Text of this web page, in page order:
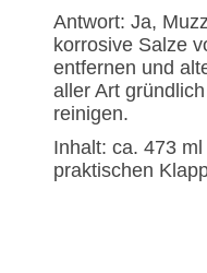
Antwort: Ja,
korrosive Salze
entfernen und
aller Art
reinigen.
Inhalt: ca. 473
praktischen